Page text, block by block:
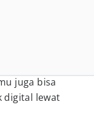
juga bisa
digital lewat